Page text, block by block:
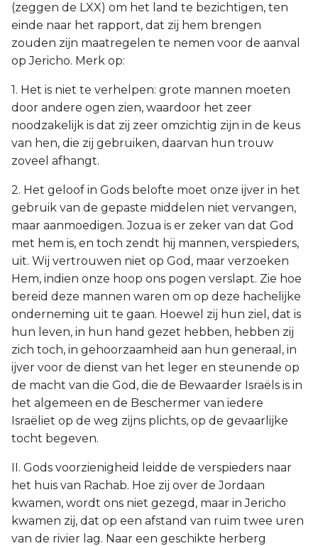
(zeggen de LXX) om het land te bezichtigen, ten
einde naar het rapport, dat zij hem brengen
zouden zijn maatregelen te nemen voor de aanval
op Jericho. Merk op:
1. Het is niet te verhelpen: grote mannen moeten
door andere ogen zien, waardoor het zeer
noodzakelijk is dat zij zeer omzichtig zijn in de keus
van hen, die zij gebruiken, daarvan hun trouw
zoveel afhangt.
2. Het geloof in Gods belofte moet onze ijver in het
gebruik van de gepaste middelen niet vervangen,
maar aanmoedigen. Jozua is er zeker van dat God
met hem is, en toch zendt hij mannen, verspieders,
uit. Wij vertrouwen niet op God, maar verzoeken
Hem, indien onze hoop ons pogen verslapt. Zie hoe
bereid deze mannen waren om op deze hachelijke
onderneming uit te gaan. Hoewel zij hun ziel, dat is
hun leven, in hun hand gezet hebben, hebben zij
zich toch, in gehoorzaamheid aan hun generaal, in
ijver voor de dienst van het leger en steunende op
de macht van die God, die de Bewaarder Israëls is in
het algemeen en de Beschermer van iedere
Israëliet op de weg zijns plichts, op de gevaarlijke
tocht begeven.
II. Gods voorzienigheid leidde de verspieders naar
het huis van Rachab. Hoe zij over de Jordaan
kwamen, wordt ons niet gezegd, maar in Jericho
kwamen zij, dat op een afstand van ruim twee uren
van de rivier lag. Naar een geschikte herberg